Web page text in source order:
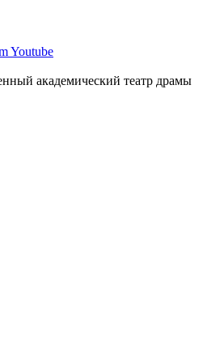
Youtube
академический театр драмы